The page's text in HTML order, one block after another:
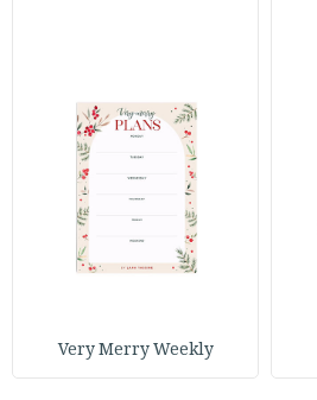
Very Merry Weekly